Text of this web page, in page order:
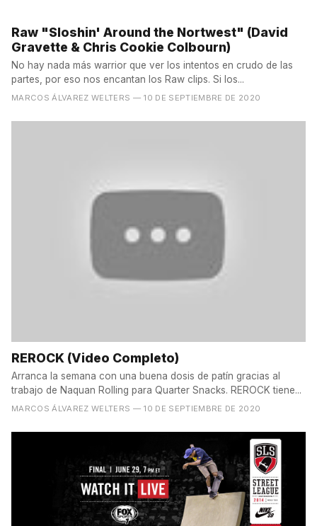
Raw "Sloshin' Around the Nortwest" (David
Gravette & Chris Cookie Colbourn)
No hay nada más warrior que ver los intentos en crudo de las
partes, por eso nos encantan los Raw clips. Si los...
MARCOS ÁLVAREZ WELTERS — 10 DE SEPTIEMBRE DE 2020
REROCK (Video Completo)
Arranca la semana con una buena dosis de patín gracias al
trabajo de Naquan Rolling para Quarter Snacks. REROCK tiene...
MARCOS ÁLVAREZ WELTERS — 10 DE SEPTIEMBRE DE 2020